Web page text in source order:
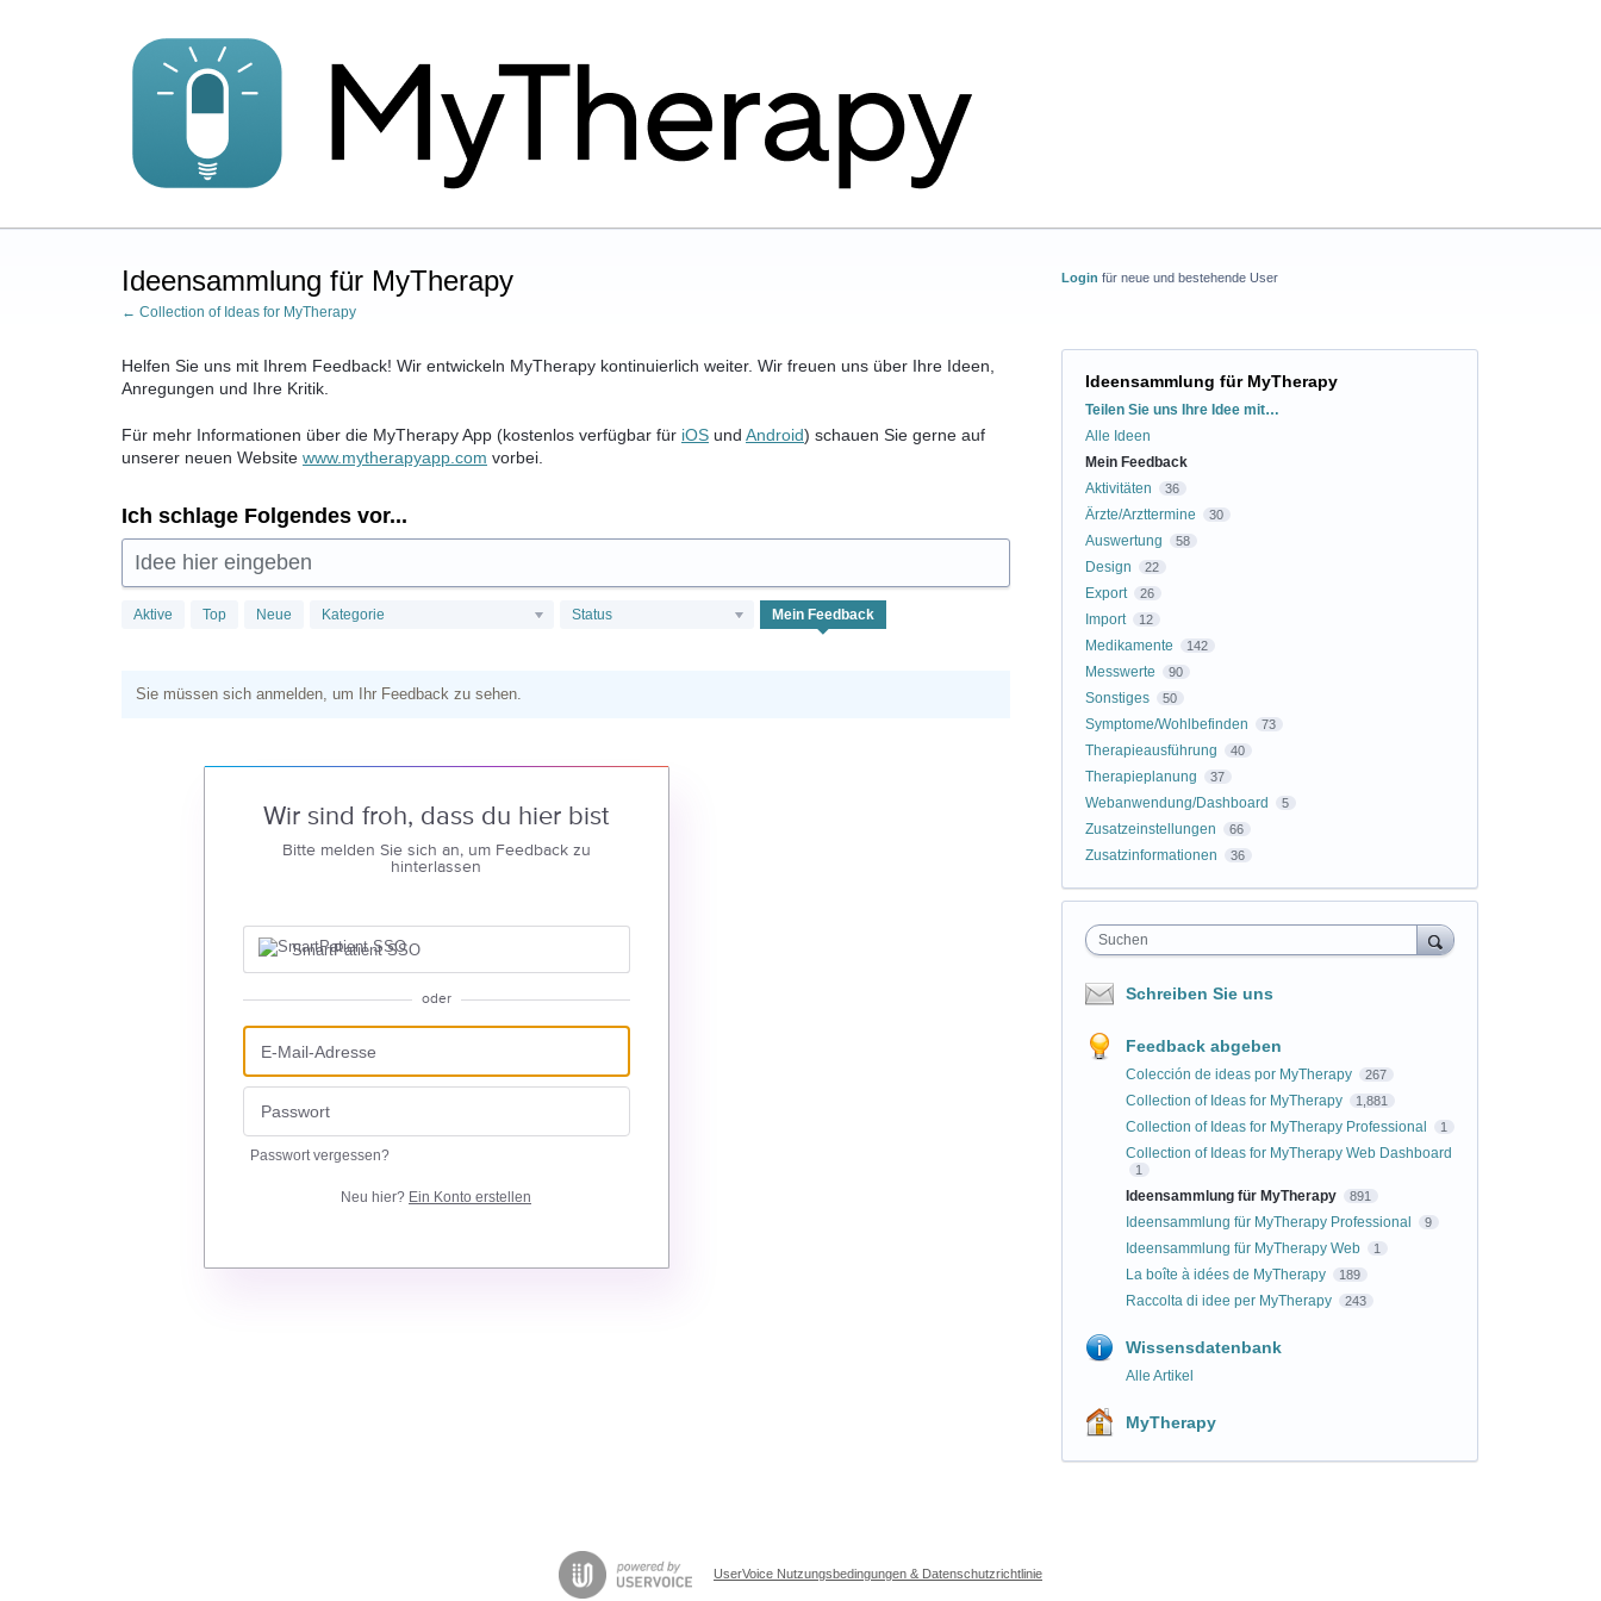
Ideensammlung für MyTherapy
← Collection of Ideas for MyTherapy
Helfen Sie uns mit Ihrem Feedback! Wir entwickeln MyTherapy kontinuierlich weiter. Wir freuen uns über Ihre Ideen,
Anregungen und Ihre Kritik.
Für mehr Informationen über die MyTherapy App (kostenlos verfügbar für iOS und Android) schauen Sie gerne auf
unserer neuen Website www.mytherapyapp.com vorbei.
Ich schlage Folgendes vor...
Idee hier eingeben
Aktive Top Neue Kategorie Status Mein Feedback
Sie müssen sich anmelden, um Ihr Feedback zu sehen.
Wir sind froh, dass du hier bist
Bitte melden Sie sich an, um Feedback zu
hinterlassen
SmartPatient SSO
oder
Passwort vergessen?
Neu hier? Ein Konto erstellen
Login für neue und bestehende User
Ideensammlung für MyTherapy
Kategorien
Teilen Sie uns Ihre Idee mit…
Alle Ideen
Mein Feedback
Aktivitäten
36
Ärzte/Arzttermine 30
Auswertung 58
Design 22
Export 26
Import 12
Medikamente 142
Messwerte 90
Sonstiges 50
Symptome/Wohlbefinden 73
Therapieausführung 40
Therapieplanung 37
Webanwendung/Dashboard 5
Zusatzeinstellungen 66
Zusatzinformationen 36
Suchen
Schreiben Sie uns
Feedback abgeben
Colección de ideas por MyTherapy 267
Collection of Ideas for MyTherapy 1,881
Collection of Ideas for MyTherapy Professional 1
Collection of Ideas for MyTherapy Web Dashboard
1
Ideensammlung für MyTherapy 891
Ideensammlung für MyTherapy Professional 9
Ideensammlung für MyTherapy Web 1
La boîte à idées de MyTherapy 189
Raccolta di idee per MyTherapy 243
Wissensdatenbank
Alle Artikel
MyTherapy
UserVoice Nutzungsbedingungen & Datenschutzrichtlinie